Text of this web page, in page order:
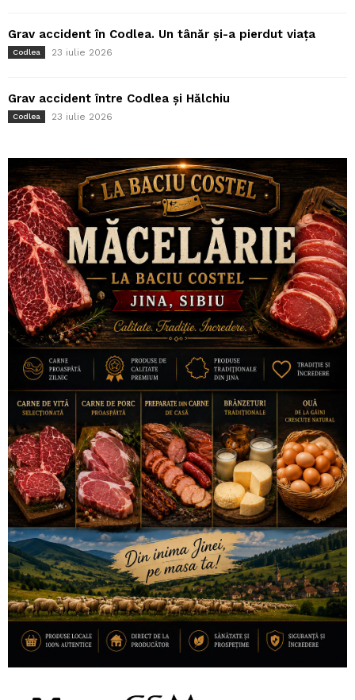
Grav accident în Codlea. Un tânăr și-a pierdut viața
Codlea 23 iulie 2026
Grav accident între Codlea și Hălchiu
Codlea 23 iulie 2026